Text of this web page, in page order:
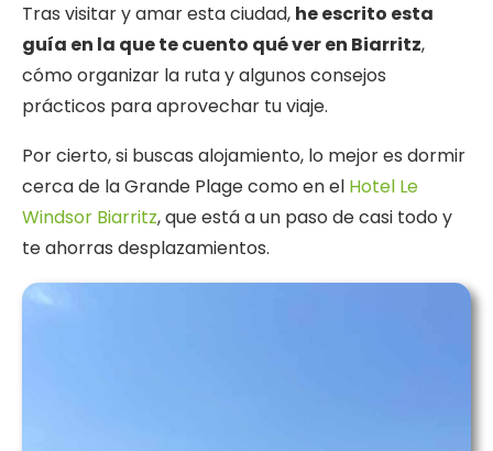
Tras visitar y amar esta ciudad, he escrito esta
guía en la que te cuento qué ver en Biarritz,
cómo organizar la ruta y algunos consejos
prácticos para aprovechar tu viaje.
Por cierto, si buscas alojamiento, lo mejor es dormir
cerca de la Grande Plage como en el Hotel Le
Windsor Biarritz, que está a un paso de casi todo y
te ahorras desplazamientos.